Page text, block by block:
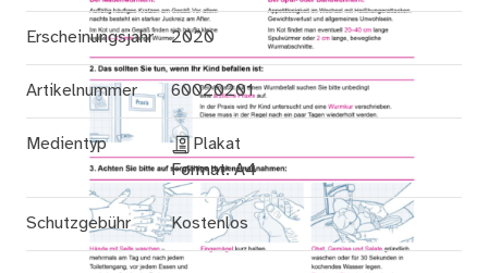
Erscheinungsjahr 2020
Artikelnummer 60020201
Medientyp
Plakat
Format: A4
Schutzgebühr Kostenlos